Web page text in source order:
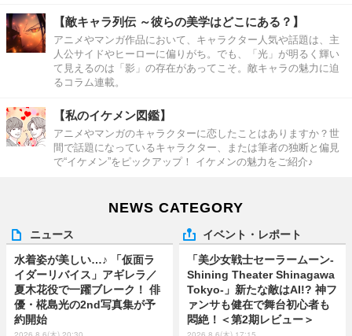
【敵キャラ列伝 ～彼らの美学はどこにある？】
アニメやマンガ作品において、キャラクター人気や話題は、主
人公サイドやヒーローに偏りがち。でも、「光」が明るく輝い
て見えるのは「影」の存在があってこそ。敵キャラの魅力に迫
るコラム連載。
【私のイケメン図鑑】
アニメやマンガのキャラクターに恋したことはありますか？世
間で話題になっているキャラクター、または筆者の独断と偏見
で“イケメン”をピックアップ！ イケメンの魅力をご紹介♪
NEWS CATEGORY
ニュース
水着姿が美しい…♪ 「仮面ラ
イダーリバイス」アギレラ／
夏木花役で一躍ブレーク！ 俳
優・椛島光の2nd写真集が予
約開始
イベント・レポート
「美少女戦士セーラームーン-
Shining Theater Shinagawa
Tokyo-」新たな敵はAI!? 神フ
ァンサも健在で舞台初心者も
悶絶！＜第2期レビュー＞